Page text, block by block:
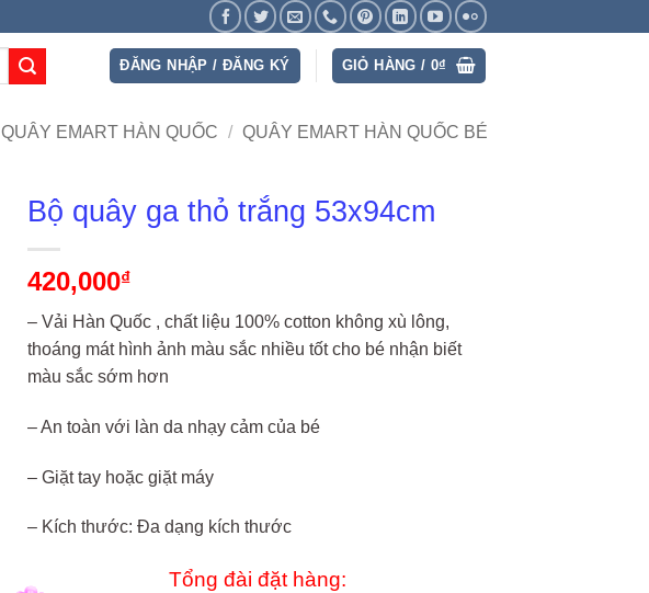
ĐĂNG NHẬP / ĐĂNG KÝ GIỎ HÀNG / 0₫
QUÂY EMART HÀN QUỐC / QUÂY EMART HÀN QUỐC BÉ
Bộ quây ga thỏ trắng 53x94cm
420,000₫
– Vải Hàn Quốc , chất liệu 100% cotton không xù lông,
thoáng mát hình ảnh màu sắc nhiều tốt cho bé nhận biết
màu sắc sớm hơn
– An toàn với làn da nhạy cảm của bé
– Giặt tay hoặc giặt máy
– Kích thước: Đa dạng kích thước
Tổng đài đặt hàng: